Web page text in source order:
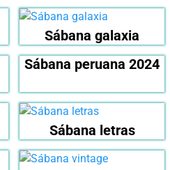
Sábana galaxia
Sábana peruana 2024
Sábana letras